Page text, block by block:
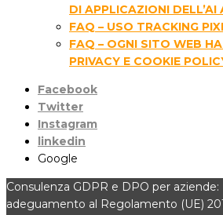
DI APPLICAZIONI DELL’AI
FAQ – USO TRACKING
FAQ – OGNI SITO WEB
PRIVACY E COOKIE
Facebook
Twitter
Instagram
linkedin
Google
Consulenza GDPR e DPO per aziende:
adeguamento al Regolamento (UE)